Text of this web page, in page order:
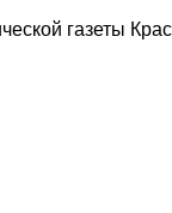
газеты